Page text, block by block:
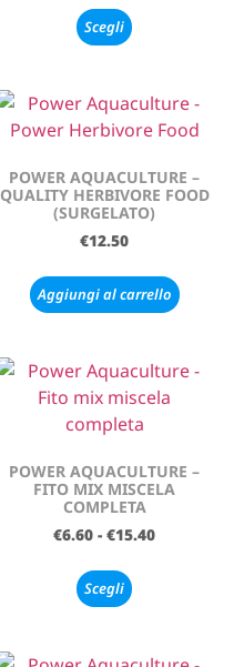
Scegli
POWER AQUACULTURE –
QUALITY HERBIVORE FOOD
(SURGELATO)
€12.50
Aggiungi al carrello
POWER AQUACULTURE –
FITO MIX MISCELA
COMPLETA
€6.60 - €15.40
Scegli